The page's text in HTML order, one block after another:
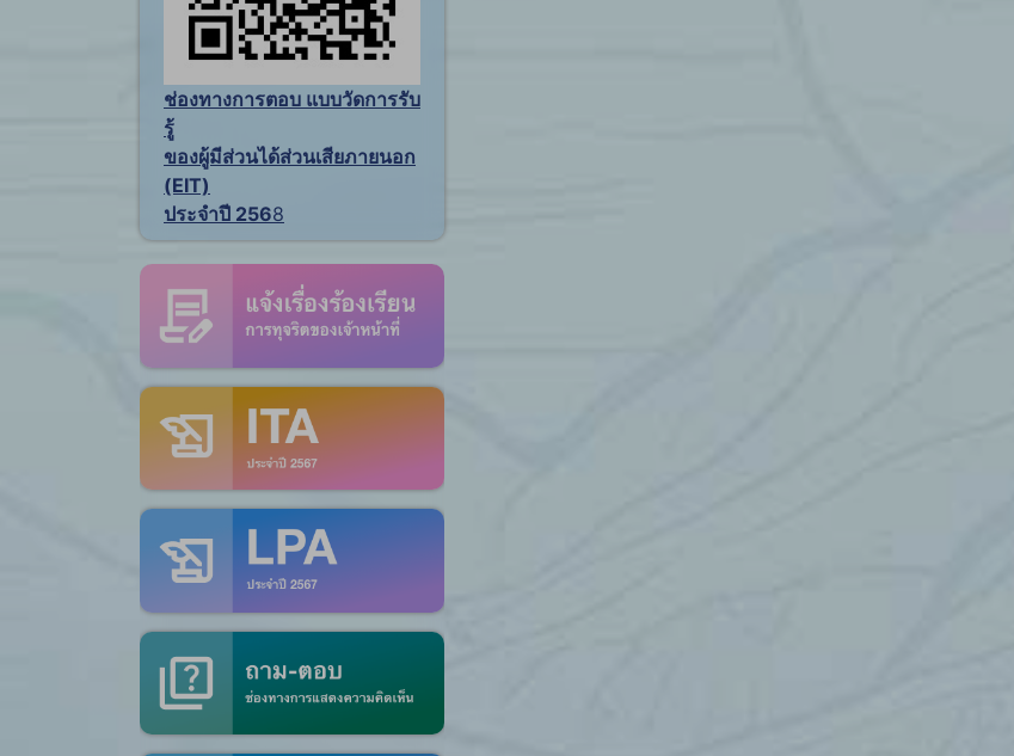
ช่องทางการตอบ แบบวัดการรับ
รู้
ของผู้มีส่วนได้ส่วนเสียภายนอก
(EIT)
ประจำปี 2568